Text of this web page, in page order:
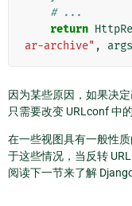
# ...
return
ar-archive" , args
因为某些原因，如果决
只需要改变 URLconf 中
在一些视图具有一般性
于这些情况，当反转
阅读下一节来了解